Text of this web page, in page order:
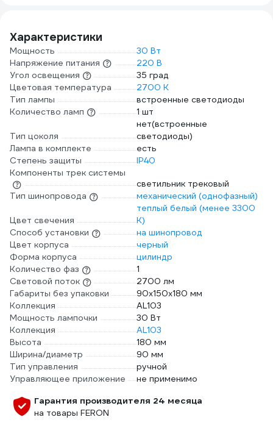
Характеристики
Мощность
30 Вт
Напряжение питания
220 В
Угол освещения
35 град
Цветовая температура
2700 К
Тип лампы
встроенные светодиоды
Количество ламп
1 шт
Тип цоколя
нет(встроенные
светодиоды)
Лампа в комплекте
есть
Степень защиты
IP40
Компоненты трек системы
светильник трековый
Тип шинопровода
механический (однофазный)
Цвет свечения
теплый белый (менее 3300
К)
Способ установки
на шинопровод
Цвет корпуса
черный
Форма корпуса
цилиндр
Количество фаз
1
Световой поток
2700 лм
Габариты без упаковки
90х150х180 мм
Коллекция
AL103
Мощность лампочки
30 Вт
Коллекция
AL103
Высота
180 мм
Ширина/диаметр
90 мм
Тип управления
ручной
Управляющее приложение
не применимо
Гарантия производителя 24 месяца
на товары FERON